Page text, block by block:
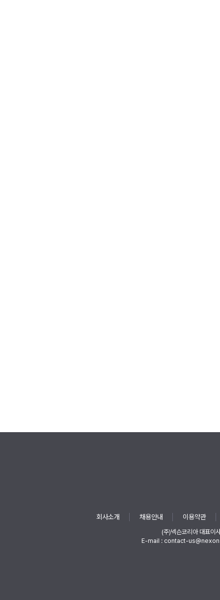
회사소개 채용안내 이용약관
(주)넥슨코리아 대표이
E-mail : contact-